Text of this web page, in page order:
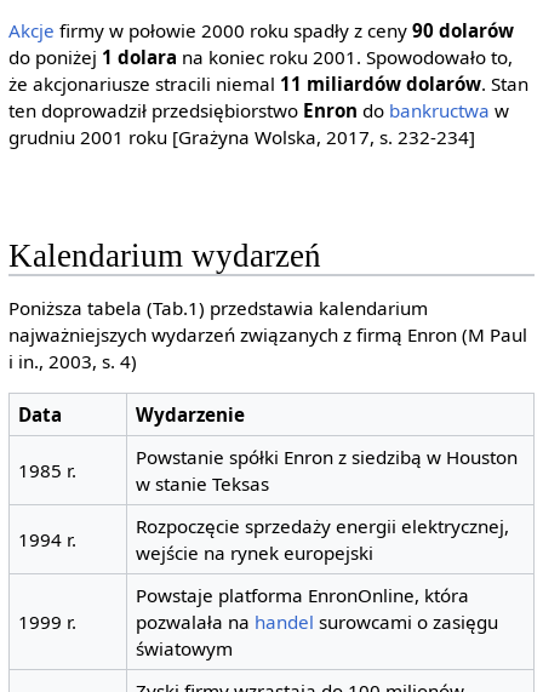
Akcje firmy w połowie 2000 roku spadły z ceny 90 dolarów
do poniżej 1 dolara na koniec roku 2001. Spowodowało to,
że akcjonariusze stracili niemal 11 miliardów dolarów. Stan
ten doprowadził przedsiębiorstwo Enron do bankructwa w
grudniu 2001 roku [Grażyna Wolska, 2017, s. 232-234]
Kalendarium wydarzeń
Poniższa tabela (Tab.1) przedstawia kalendarium
najważniejszych wydarzeń związanych z firmą Enron (M Paul
i in., 2003, s. 4)
Data Wydarzenie
1985 r.
Powstanie spółki Enron z siedzibą w Houston
w stanie Teksas
1994 r.
Rozpoczęcie sprzedaży energii elektrycznej,
wejście na rynek europejski
1999 r.
Powstaje platforma EnronOnline, która
pozwalała na handel surowcami o zasięgu
światowym